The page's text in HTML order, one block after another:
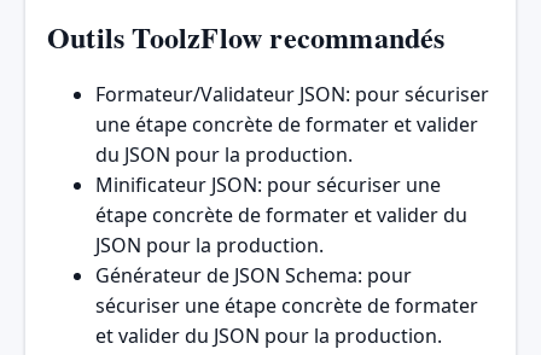
Outils ToolzFlow recommandés
Formateur/Validateur JSON: pour sécuriser
une étape concrète de formater et valider
du JSON pour la production.
Minificateur JSON: pour sécuriser une
étape concrète de formater et valider du
JSON pour la production.
Générateur de JSON Schema: pour
sécuriser une étape concrète de formater
et valider du JSON pour la production.